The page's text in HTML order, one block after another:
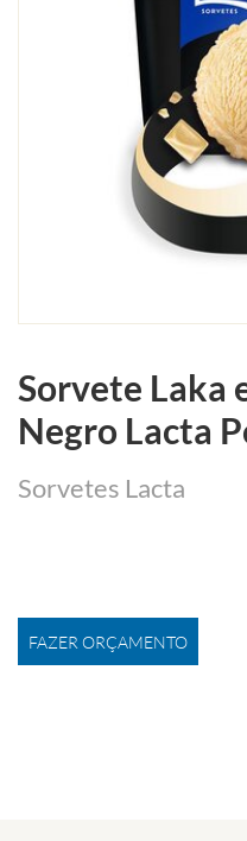
Sorvete Laka
Negro Lacta
Sorvetes Lacta
FAZER ORÇAMENTO